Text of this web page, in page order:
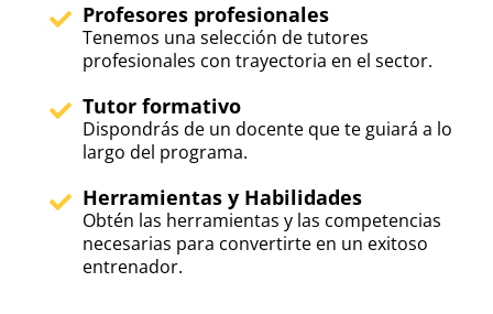
Profesores profesionales
Tenemos una selección de tutores
profesionales con trayectoria en el sector.
Tutor formativo
Dispondrás de un docente que te guiará a lo
largo del programa.
Herramientas y Habilidades
Obtén las herramientas y las competencias
necesarias para convertirte en un exitoso
entrenador.